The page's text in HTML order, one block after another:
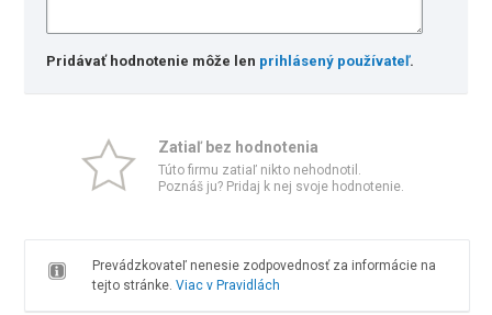
Pridávať hodnotenie môže len prihlásený používateľ.
Zatiaľ bez hodnotenia
Túto firmu zatiaľ nikto nehodnotil.
Poznáš ju? Pridaj k nej svoje hodnotenie.
Prevádzkovateľ nenesie zodpovednosť za informácie na
tejto stránke. Viac v Pravidlách